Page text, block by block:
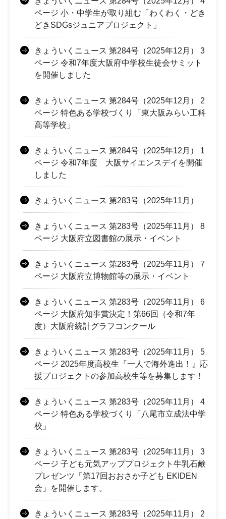
ページ 小・中学生が取り組む「わくわく・どき
どきSDGsジュニアプロジェクト」
きょういくニュース 第284号（2025年12月） 3
ページ 令和7年度大阪府中学校生徒会サミット
を開催しました
きょういくニュース 第284号（2025年12月） 2
ページ 特色ある学校づくり「東大阪みらい工科
高等学校」
きょういくニュース 第284号（2025年12月） 1
ページ 令和7年度 大阪サイエンスデイを開催
しました
きょういくニュース 第283号（2025年11月）
きょういくニュース 第283号（2025年11月） 8
ページ 大阪府立図書館の展示・イベント
きょういくニュース 第283号（2025年11月） 7
ページ 大阪府立博物館等の展示・イベント
きょういくニュース 第283号（2025年11月） 6
ページ 大阪府知事賞決定！第66回（令和7年
度）大阪府統計グラフコンクール
きょういくニュース 第283号（2025年11月） 5
ページ 2025年度高校生『一人で海外進出！』応
援プロジェクトの参加高校生等を募集します！
きょういくニュース 第283号（2025年11月） 4
ページ 特色ある学校づくり「八尾市立成法中学
校」
きょういくニュース 第283号（2025年11月） 3
ページ 子ども元気アッププロジェクト牛乳石鹸
プレゼンツ「第17回おおさか子ども EKIDEN
会」を開催します。
きょういくニュース 第283号（2025年11月） 2